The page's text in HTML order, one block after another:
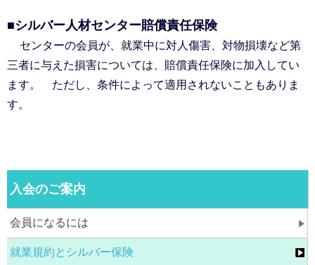
■シルバー人材センター賠償責任保険
センターの会員が、就業中に対人傷害、対物損壊など第
三者に与えた損害については、賠償責任保険に加入してい
ます。 ただし、条件によって適用されないこともありま
す。
入会のご案内
会員になるには
就業規約とシルバー保険